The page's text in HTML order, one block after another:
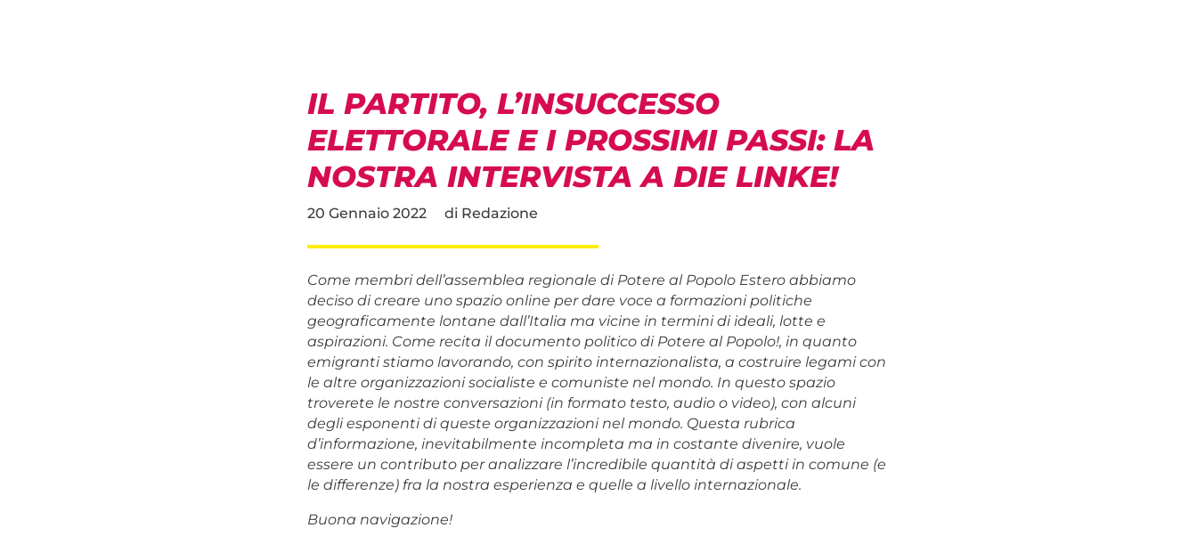
IL PARTITO, L’INSUCCESSO
ELETTORALE E I PROSSIMI PASSI: LA
NOSTRA INTERVISTA A DIE LINKE!
20 Gennaio 2022 di Redazione
Come membri dell’assemblea regionale di Potere al Popolo Estero abbiamo
deciso di creare uno spazio online per dare voce a formazioni politiche
geograficamente lontane dall’Italia ma vicine in termini di ideali, lotte e
aspirazioni. Come recita il documento politico di Potere al Popolo!, in quanto
emigranti stiamo lavorando, con spirito internazionalista, a costruire legami con
le altre organizzazioni socialiste e comuniste nel mondo. In questo spazio
troverete le nostre conversazioni (in formato testo, audio o video), con alcuni
degli esponenti di queste organizzazioni nel mondo. Questa rubrica
d’informazione, inevitabilmente incompleta ma in costante divenire, vuole
essere un contributo per analizzare l’incredibile quantità di aspetti in comune (e
le differenze) fra la nostra esperienza e quelle a livello internazionale.
Buona navigazione!